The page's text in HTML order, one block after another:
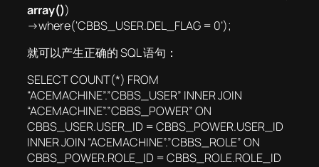
array())
->where(‘CBBS_USER.DEL_FLAG = 0’);
就可以产生正确的 SQL 语句：
SELECT COUNT(*) FROM
“ACEMACHINE”.”CBBS_USER” INNER JOIN
“ACEMACHINE”.”CBBS_POWER” ON
CBBS_USER.USER_ID = CBBS_POWER.USER_ID
INNER JOIN “ACEMACHINE”.”CBBS_ROLE” ON
CBBS_POWER.ROLE_ID = CBBS_ROLE.ROLE_ID